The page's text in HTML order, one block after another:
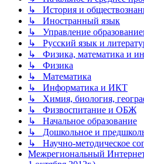
↳ История и
↳ Иностранный язык
↳ Управление
↳ Русский язык и
↳ Физика, математика и
↳ Физика
↳ Математика
↳ Информатика и ИКТ
↳ Химия, биология,
↳ Физвоспитание и ОБЖ
↳ Начальное образование
↳ Дошкольное и
↳ Научно-методическое
Межрегиональный